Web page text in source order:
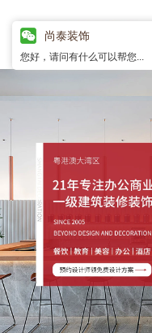
尚泰装饰
您好，请问有什么可以帮您...